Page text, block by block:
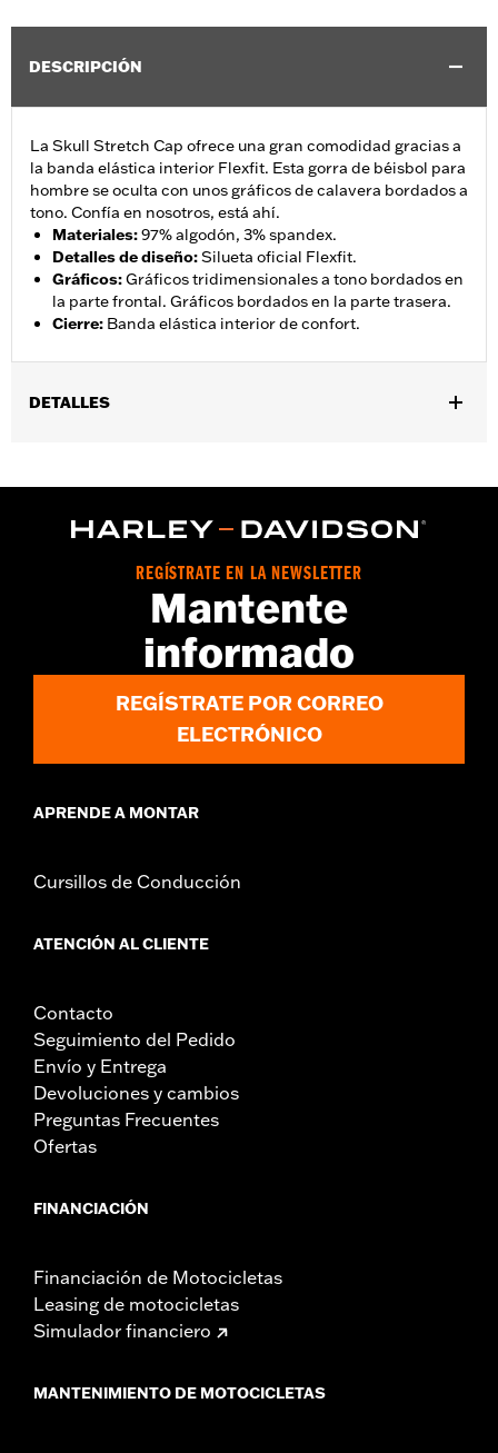
DESCRIPCIÓN
La Skull Stretch Cap ofrece una gran comodidad gracias a
la banda elástica interior Flexfit. Esta gorra de béisbol para
hombre se oculta con unos gráficos de calavera bordados a
tono. Confía en nosotros, está ahí.
Materiales:97% algodón, 3% spandex.
Detalles de diseño:Silueta oficial Flexfit.
Gráficos:Gráficos tridimensionales a tono bordados en
la parte frontal. Gráficos bordados en la parte trasera.
Cierre: Banda elástica interior de confort.
DETALLES
Colección:Willie G. Skull
d.com/warrantypara más detalles
REGÍSTRATE EN LA NEWSLETTER
Mantente
informado
REGÍSTRATE POR CORREO
ELECTRÓNICO
APRENDE A MONTAR
Cursillos de Conducción
ATENCIÓN AL CLIENTE
Contacto
Seguimiento del Pedido
Envío y Entrega
Devoluciones y cambios
Preguntas Frecuentes
Ofertas
FINANCIACIÓN
Financiación de Motocicletas
Leasing de motocicletas
Simulador financiero
MANTENIMIENTO DE MOTOCICLETAS